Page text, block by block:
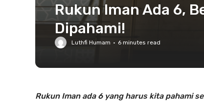
Rukun Iman Ada 6,
Dipahami!
Luthfi Humam · 6 minutes read
Rukun Iman ada 6 yang harus kita pahami